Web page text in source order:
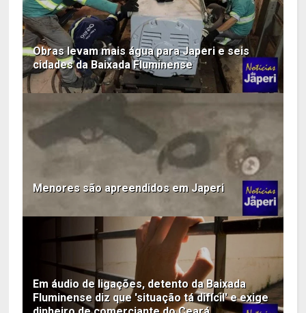
Obras levam mais água para Japeri e seis
cidades da Baixada Fluminense
Menores são apreendidos em Japeri
Em áudio de ligações, detento da Baixada
Fluminense diz que 'situação tá difícil' e exige